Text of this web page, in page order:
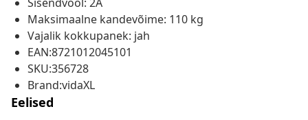
Maksimaalne kandevõime: 110 kg
Vajalik kokkupanek: jah
EAN:8721012045101
SKU:356728
Brand:vidaXL
Eelised